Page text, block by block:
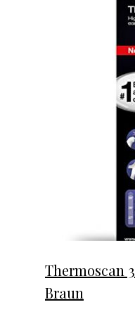
Thermoscan 3
Braun